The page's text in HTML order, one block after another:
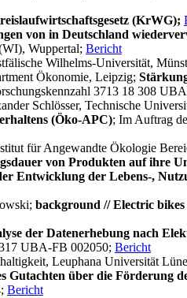
(KrWG);
von in Deutschland
Wuppertal; Bericht
Wilhelms-Universität,
Ökonomie, Leipzig;
3713 18 308
Schlösser, Technische
(Öko-APC); Im Auftrag
für Angewandte Ökologie
von Produkten auf ihre
Entwicklung der Lebens-,
background // Electric
der Datenerhebung nach
UBA-FB 002050; Bericht
Leuphana Universität
Gutachten über die Förderung
Bericht